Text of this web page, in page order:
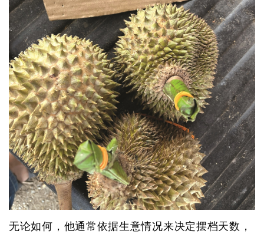
无论如何，他通常依据生意情况来决定摆档天数，